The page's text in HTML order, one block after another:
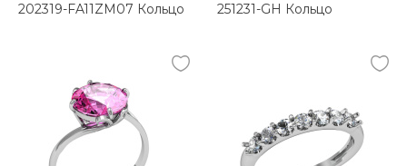
202319-FA11ZM07 Кольцо 251231-GH Кольцо